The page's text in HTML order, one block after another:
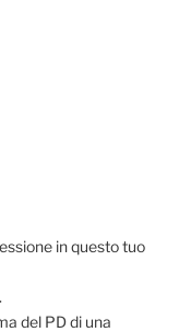
in questo tuo
del PD di una